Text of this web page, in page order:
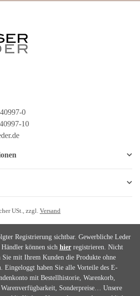
0
10
USt., zzgl. Versand
Registrierung sichtbar. Gewerbliche Leder
können sich hierregistrieren. Nicht
Sie mit Ihrem Kunden die Produkte ohne
Eingeloggt haben Sie alle Vorteile des E-
mit Bestellhistorie, Warenkorb,
Sonderpreise… Unsere